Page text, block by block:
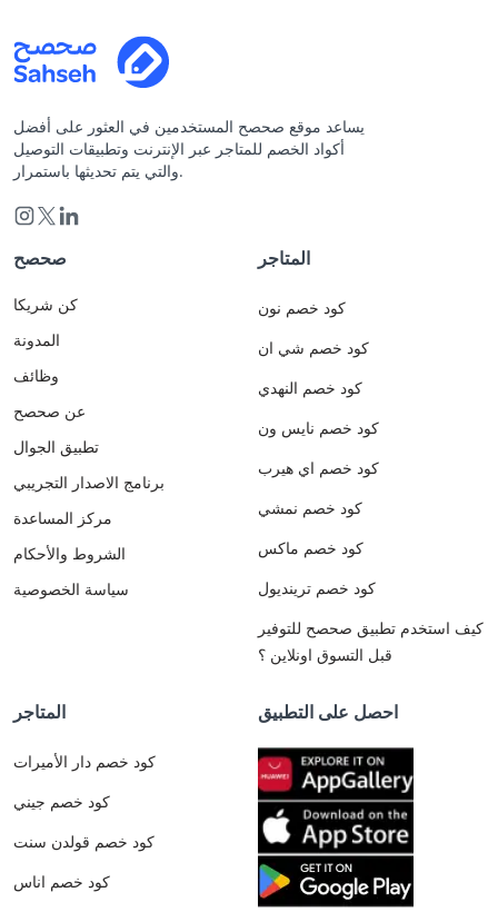
يساعد موقع صحصح المستخدمين في العثور على أفضل
أكواد الخصم للمتاجر عبر الإنترنت وتطبيقات التوصيل
والتي يتم تحديثها باستمرار.
صحصح
كن شريكا
المدونة
وظائف
عن صحصح
تطبيق الجوال
برنامج الاصدار التجريبي
مركز المساعدة
الشروط والأحكام
سياسة الخصوصية
المتاجر
كود خصم نون
كود خصم شي ان
كود خصم النهدي
كود خصم نايس ون
كود خصم اي هيرب
كود خصم نمشي
كود خصم ماكس
كود خصم ترينديول
كيف استخدم تطبيق صحصح للتوفير
قبل التسوق اونلاين ؟
المتاجر
كود خصم دار الأميرات
كود خصم جيني
كود خصم قولدن سنت
كود خصم اناس
احصل على التطبيق